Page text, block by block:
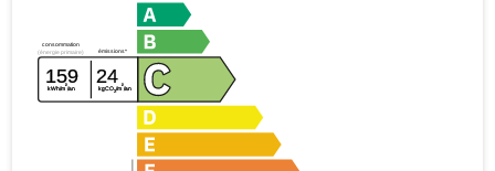
consommation
(énergie primaire)
159
kWh/m²/an
émissions*
24
kgCO2/m
²
/an